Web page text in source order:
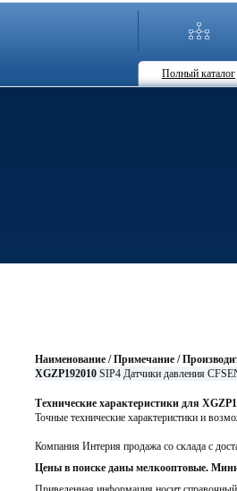
Полный каталог
Наименование / Примечание /
XGZP192010 SIP4 Датчики давления
Технические характеристики для
Точные технические характеристики и
Компания Интерия продажа со склада с
Цены в поиске даны мелкооптовые.